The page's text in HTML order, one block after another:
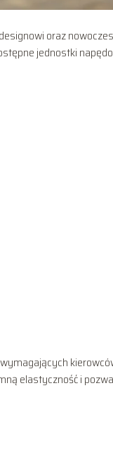
oraz
jednostki
elastyczność i